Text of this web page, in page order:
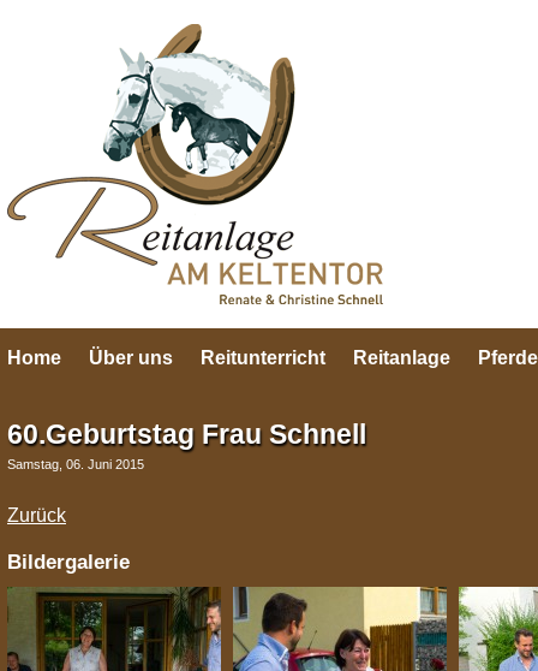
Home Über uns Reitunterricht Reitanlage Pferde
60.Geburtstag Frau Schnell
Samstag, 06. Juni 2015
Zurück
Bildergalerie